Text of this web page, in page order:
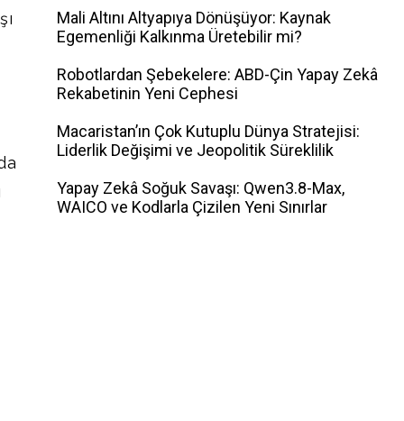
Mali Altını Altyapıya Dönüşüyor: Kaynak
Egemenliği Kalkınma Üretebilir mi?
Robotlardan Şebekelere: ABD-Çin Yapay Zekâ
Rekabetinin Yeni Cephesi
Macaristan’ın Çok Kutuplu Dünya Stratejisi:
Liderlik Değişimi ve Jeopolitik Süreklilik
Yapay Zekâ Soğuk Savaşı: Qwen3.8-Max,
WAICO ve Kodlarla Çizilen Yeni Sınırlar